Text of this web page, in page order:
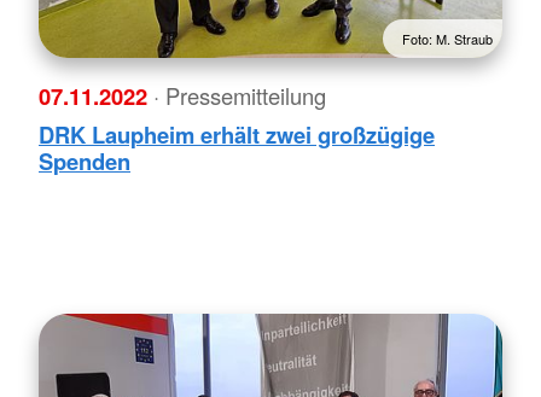
Foto: M. Straub
07.11.2022 · Pressemitteilung
DRK Laupheim erhält zwei großzügige
Spenden